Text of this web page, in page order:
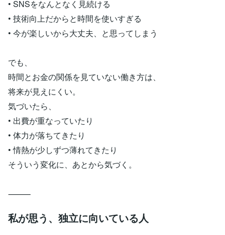
• SNSをなんとなく見続ける
• 技術向上だからと時間を使いすぎる
• 今が楽しいから大丈夫、と思ってしまう
でも、
時間とお金の関係を見ていない働き方は、
将来が見えにくい。
気づいたら、
• 出費が重なっていたり
• 体力が落ちてきたり
• 情熱が少しずつ薄れてきたり
そういう変化に、あとから気づく。
⸻
私が思う、独立に向いている人